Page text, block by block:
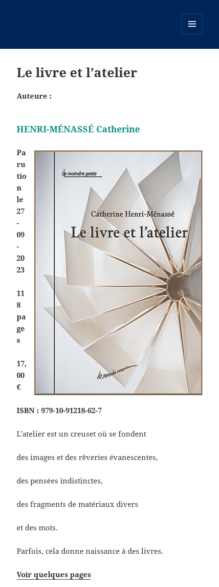
Le livre et l’atelier
Auteure :
HENRI-MÉNASSÉ Catherine
Pa
ru
tio
n
le
27
-
09
-
20
23
11
8
pa
ge
s
17,
00
€
ISBN : 979-10-91218-62-7
L’atelier est un creuset où se fondent
des images et des rêveries évanescentes,
des pensées indistinctes,
des fragments de matériaux divers
et des mots.
Parfois, cela donne naissance à des livres.
Voir quelques pages